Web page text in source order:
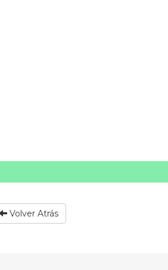
Volver Atrás